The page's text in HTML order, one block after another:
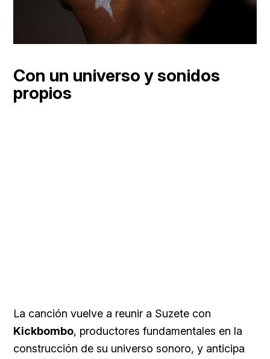
Con un universo y sonidos
propios
La canción vuelve a reunir a Suzete con
Kickbombo, productores fundamentales en la
construcción de su universo sonoro, y anticipa